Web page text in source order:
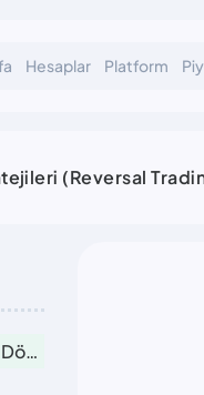
Hesaplar Platform
(Reversal
Reversal Trading (Trend Dönüşü Ticareti)